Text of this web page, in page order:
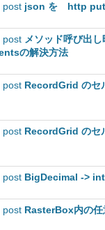
json を http put
メソッド呼び出し
の解決方法
RecordGrid のセ
RecordGrid のセ
BigDecimal -> int
RasterBox内の任